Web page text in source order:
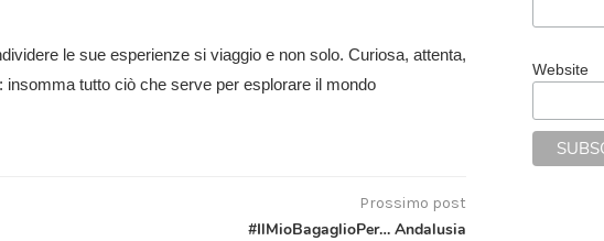
le sue esperienze si viaggio e non solo. Curiosa, attenta,
tutto ciò che serve per esplorare il mondo
Prossimo post
#IlMioBagaglioPer… Andalusia
Website